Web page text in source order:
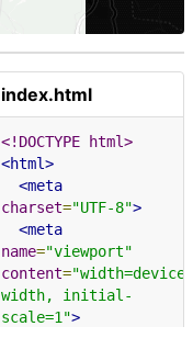
index.html
<!DOCTYPE html>
<html>
<meta
charset="UTF-8">
<meta
name="viewport"
content="width=device-
width, initial-
scale=1">